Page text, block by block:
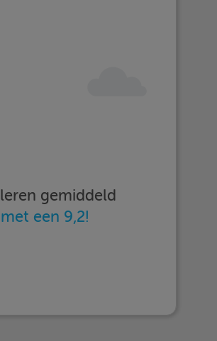
gemiddeld
met een 9,2!